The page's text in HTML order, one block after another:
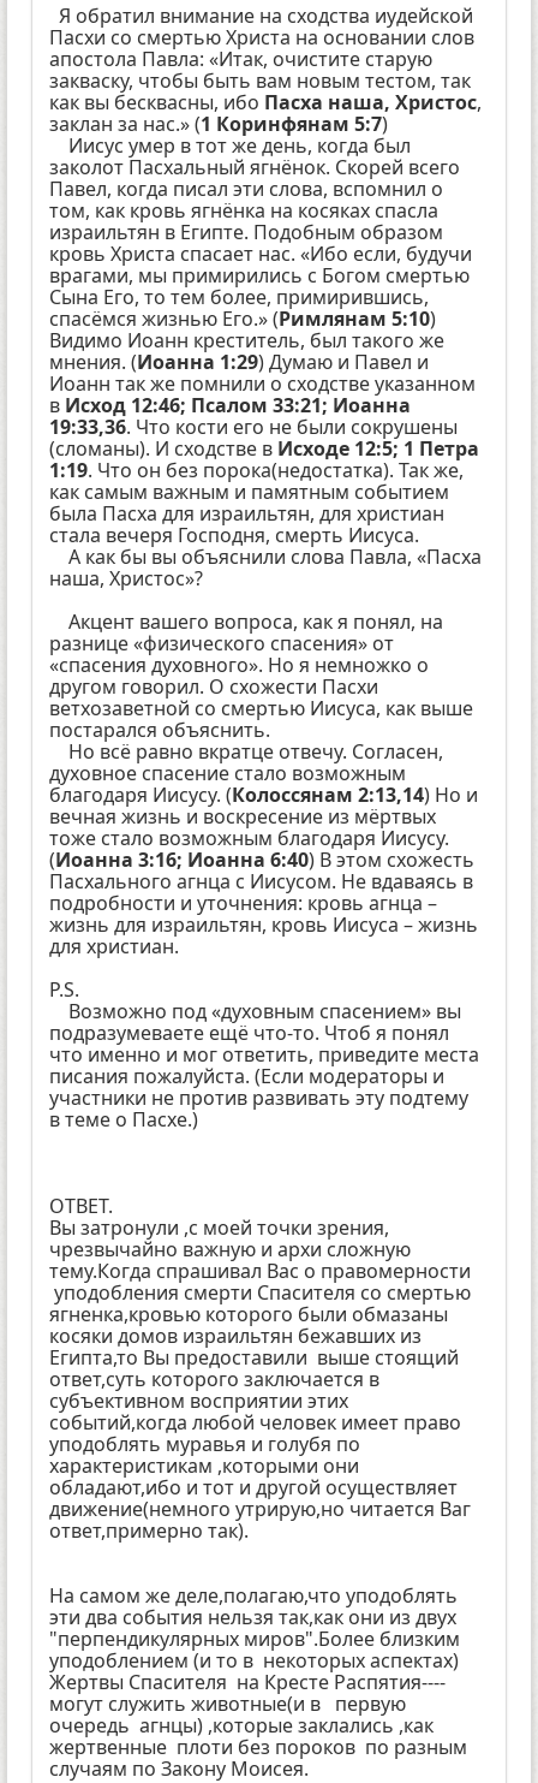
Я обратил внимание на сходства иудейской
Пасхи со смертью Христа на основании слов
апостола Павла: «Итак, очистите старую
закваску, чтобы быть вам новым тестом, так
как вы бесквасны, ибо Пасха наша, Христос,
заклан за нас.» (1 Коринфянам 5:7)
Иисус умер в тот же день, когда был
заколот Пасхальный ягнёнок. Скорей всего
Павел, когда писал эти слова, вспомнил о
том, как кровь ягнёнка на косяках спасла
израильтян в Египте. Подобным образом
кровь Христа спасает нас. «Ибо если, будучи
врагами, мы примирились с Богом смертью
Сына Его, то тем более, примирившись,
спасёмся жизнью Его.» (Римлянам 5:10)
Видимо Иоанн креститель, был такого же
мнения. (Иоанна 1:29) Думаю и Павел и
Иоанн так же помнили о сходстве указанном
в Исход 12:46; Псалом 33:21; Иоанна
19:33,36. Что кости его не были сокрушены
(сломаны). И сходстве в Исходе 12:5; 1 Петра
1:19. Что он без порока(недостатка). Так же,
как самым важным и памятным событием
была Пасха для израильтян, для христиан
стала вечеря Господня, смерть Иисуса.
А как бы вы объяснили слова Павла, «Пасха
наша, Христос»?
Акцент вашего вопроса, как я понял, на
разнице «физического спасения» от
«спасения духовного». Но я немножко о
другом говорил. О схожести Пасхи
ветхозаветной со смертью Иисуса, как выше
постарался объяснить.
Но всё равно вкратце отвечу. Согласен,
духовное спасение стало возможным
благодаря Иисусу. (Колоссянам 2:13,14) Но и
вечная жизнь и воскресение из мёртвых
тоже стало возможным благодаря Иисусу.
(Иоанна 3:16; Иоанна 6:40) В этом схожесть
Пасхального агнца с Иисусом. Не вдаваясь в
подробности и уточнения: кровь агнца –
жизнь для израильтян, кровь Иисуса – жизнь
для христиан.
P.S.
Возможно под «духовным спасением» вы
подразумеваете ещё что-то. Чтоб я понял
что именно и мог ответить, приведите места
писания пожалуйста. (Если модераторы и
участники не против развивать эту подтему
в теме о Пасхе.)
ОТВЕТ.
Вы затронули ,с моей точки зрения,
чрезвычайно важную и архи сложную
тему.Когда спрашивал Вас о правомерности
уподобления смерти Спасителя со смертью
ягненка,кровью которого были обмазаны
косяки домов израильтян бежавших из
Египта,то Вы предоставили выше стоящий
ответ,суть которого заключается в
субъективном восприятии этих
событий,когда любой человек имеет право
уподоблять муравья и голубя по
характеристикам ,которыми они
обладают,ибо и тот и другой осуществляет
движение(немного утрирую,но читается Ваг
ответ,примерно так).
На самом же деле,полагаю,что уподоблять
эти два события нельзя так,как они из двух
"перпендикулярных миров".Более близким
уподоблением (и то в некоторых аспектах)
Жертвы Спасителя на Кресте Распятия----
могут служить животные(и в первую
очередь агнцы) ,которые заклались ,как
жертвенные плоти без пороков по разным
случаям по Закону Моисея.